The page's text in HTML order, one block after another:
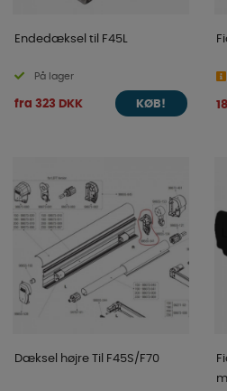
Endedæksel til F45L
På lager
fra 323 DKK KØB!
Dæksel højre Til F45S/F70